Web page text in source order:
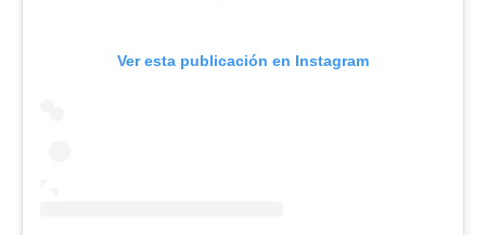
Ver esta publicación en Instagram